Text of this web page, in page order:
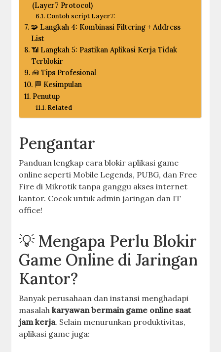
(Layer7 Protocol)
Contoh script Layer7:
🧩 Langkah 4: Kombinasi Filtering + Address
List
📶 Langkah 5: Pastikan Aplikasi Kerja Tidak
Terblokir
🧰 Tips Profesional
🏁 Kesimpulan
Penutup
Related
Pengantar
Panduan lengkap cara blokir aplikasi game
online seperti Mobile Legends, PUBG, dan Free
Fire di Mikrotik tanpa ganggu akses internet
kantor. Cocok untuk admin jaringan dan IT
office!
💡 Mengapa Perlu Blokir
Game Online di Jaringan
Kantor?
Banyak perusahaan dan instansi menghadapi
masalahkaryawan bermain game online saat
jam kerja. Selain menurunkan produktivitas,
aplikasi game juga: